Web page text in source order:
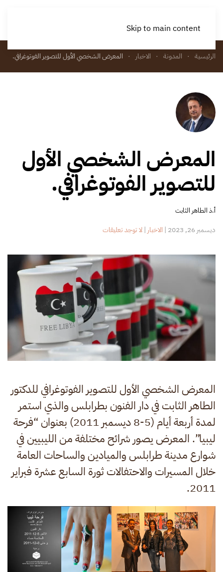
Skip to main content
الرئيسية المدونة الاخبار المعرض الشخصي الأول للتصوير الفوتوغرافي.
المعرض الشخصي الأول
للتصوير الفوتوغرافي.
أ.ذ الطاهر الثابت
ديسمبر 26, 2023 | الاخبار |لا توجد تعليقاتعلى
الأول
للتصوير
الفوتوغرافي.
المعرض الشخصي الأول للتصوير الفوتوغرافي للدكتور
الطاهر الثابت في دار الفنون بطرابلس والذي استمر
لمدة أربعة أيام (5-8 ديسمبر 2011) بعنوان “فرحة
ليبيا”. المعرض يصور شرائح مختلفة من الليبيين في
شوارع مدينة طرابلس والميادين والساحات العامة
خلال المسيرات والاحتفالات ثورة السابع عشرة فبراير
2011.